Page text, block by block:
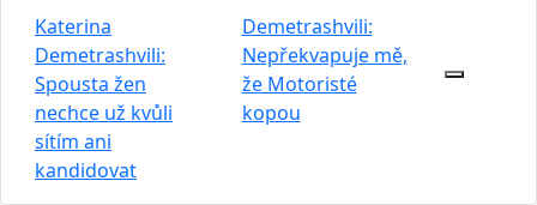
Katerina
Demetrashvili:
Spousta žen
nechce už kvůli
sítím ani
kandidovat
Demetrashvili:
Nepřekvapuje mě,
že Motoristé
kopou